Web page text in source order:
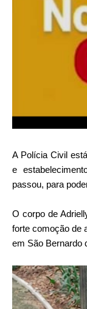
A Polícia Civil
e
passou, para
O corpo de
forte comoção de
em São Bernardo